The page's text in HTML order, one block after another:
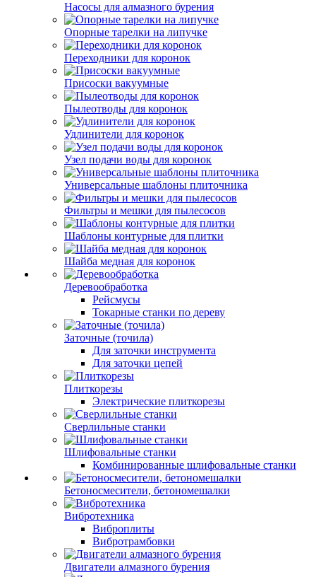
Насосы для алмазного бурения
Опорные тарелки на липучке
Переходники для коронок
Присоски вакуумные
Пылеотводы для коронок
Удлинители для коронок
Узел подачи воды для коронок
Универсальные шаблоны плиточника
Фильтры и мешки для пылесосов
Шаблоны контурные для плитки
Шайба медная для коронок
Деревообработка
Рейсмусы
Токарные станки по дереву
Заточные (точила)
Для заточки инструмента
Для заточки цепей
Плиткорезы
Электрические плиткорезы
Сверлильные станки
Шлифовальные станки
Комбинированные шлифовальные станки
Бетоносмесители, бетономешалки
Вибротехника
Виброплиты
Вибротрамбовки
Двигатели алмазного бурения